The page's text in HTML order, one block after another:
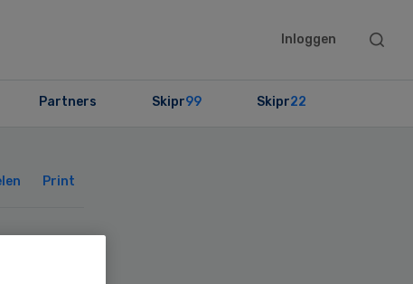
Inloggen
Search
Partners Skipr99 Skipr22
Print